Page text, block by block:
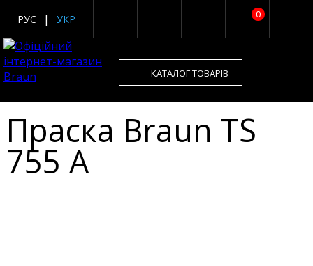
0
РУС УКР
КАТАЛОГ ТОВАРІВ
Праска Braun TS
755 A